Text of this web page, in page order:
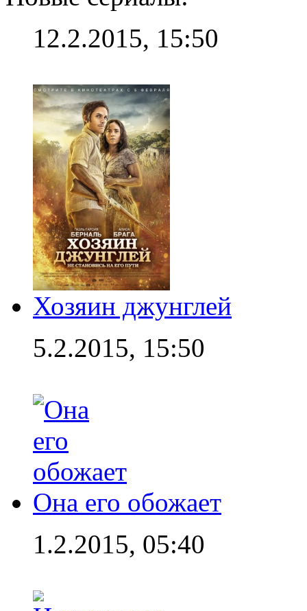
12.2.2015, 15:50
Хозяин джунглей
5.2.2015, 15:50
Она его обожает
1.2.2015, 05:40